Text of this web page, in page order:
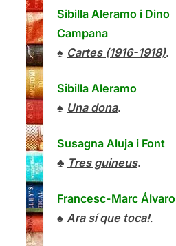
Sibilla Aleramo i Dino
Campana
♠ Cartes (1916-1918).
Sibilla Aleramo
♠ Una dona.
Susagna Aluja i Font
♣ Tres guineus.
Francesc-Marc Álvaro
♠ Ara sí que toca!.